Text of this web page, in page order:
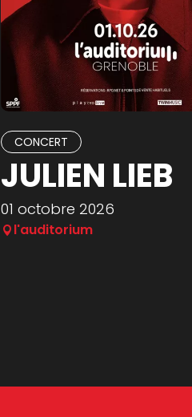
CONCERT
JULIEN LIEB
01 octobre 2026
l'auditorium